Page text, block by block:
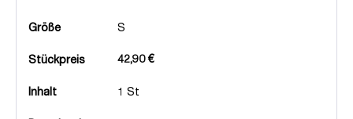
Größe S
Stückpreis 42,90 €
Inhalt 1 St